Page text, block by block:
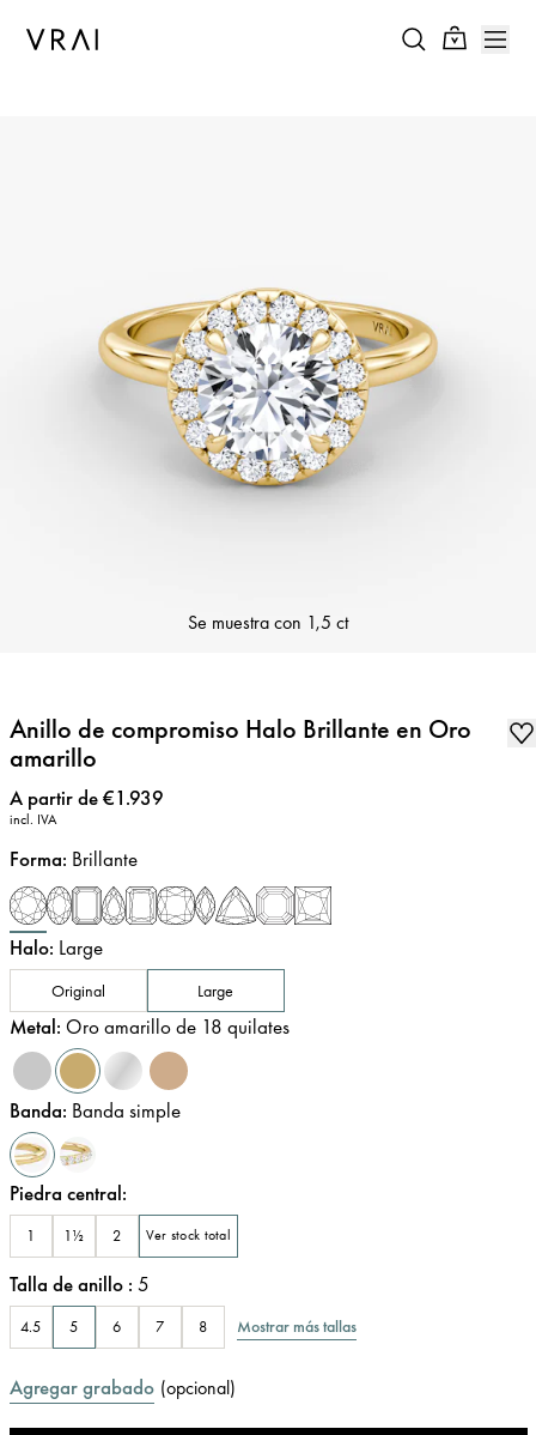
Se muestra con 1,5 ct
Anillo de compromiso Halo Brillante en Oro
amarillo
Precio:
A partir de €1.939
incl. IVA
Forma: Brillante
Halo: Large
Original Large
Metal: Oro amarillo de 18 quilates
Banda: Banda simple
Piedra central:
1 1½ 2 Ver stock total
Talla de anillo : 5
4.5 5 6 7 8 Mostrar más tallas
Agregar grabado (opcional)